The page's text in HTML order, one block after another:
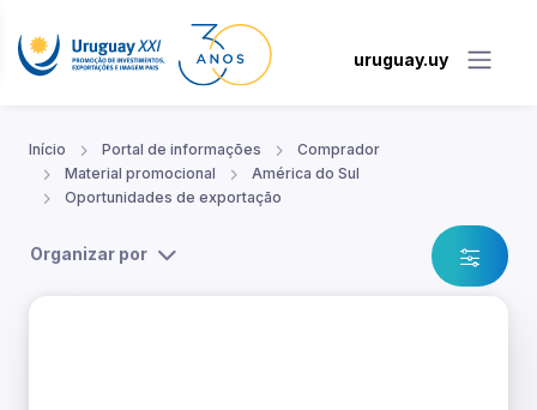
uruguay.uy
Início Portal de informações
Comprador
Material promocional
América do Sul
Oportunidades de exportação
Organizar por